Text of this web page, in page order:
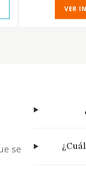
VER
se